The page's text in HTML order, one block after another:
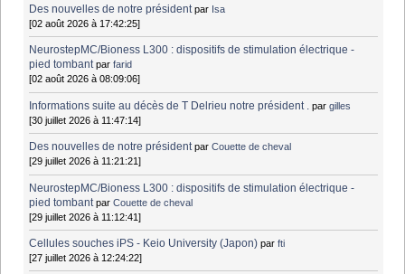
Des nouvelles de notre président par Isa
[02 août 2026 à 17:42:25]
NeurostepMC/Bioness L300 : dispositifs de stimulation électrique -
pied tombant parfarid
[02 août 2026 à 08:09:06]
Informations suite au décès de T Delrieu notre président . pargilles
[30 juillet 2026 à 11:47:14]
Des nouvelles de notre président parCouette de cheval
[29 juillet 2026 à 11:21:21]
NeurostepMC/Bioness L300 : dispositifs de stimulation électrique -
pied tombant parCouette de cheval
[29 juillet 2026 à 11:12:41]
Cellules souches iPS - Keio University (Japon) parfti
[27 juillet 2026 à 12:24:22]